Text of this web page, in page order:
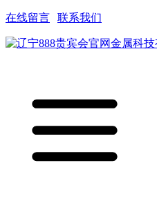
在线留言 联系我们